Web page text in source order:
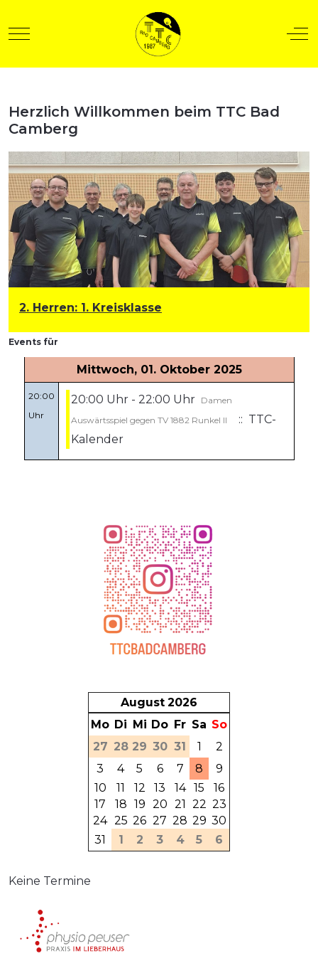
Mobile Menu Toggle
Herzlich Willkommen beim TTC Bad
Camberg
2. Herren: 1. Kreisklasse
Events für
Mittwoch, 01. Oktober 2025
20:00
Uhr
20:00 Uhr - 22:00 Uhr Damen
Auswärtsspiel gegen TV 1882 Runkel II
:: TTC-
Kalender
August 2026
Mo Di Mi Do Fr Sa So
27 28 29 30 31 1
2
3
4 5 6 7 8
9
10
11 12 13 14 15
16
17
18 19 20 21 22 23
24 25 26 27 28 29 30
31
1 2 3 4 5 6
Keine Termine
anzeigen